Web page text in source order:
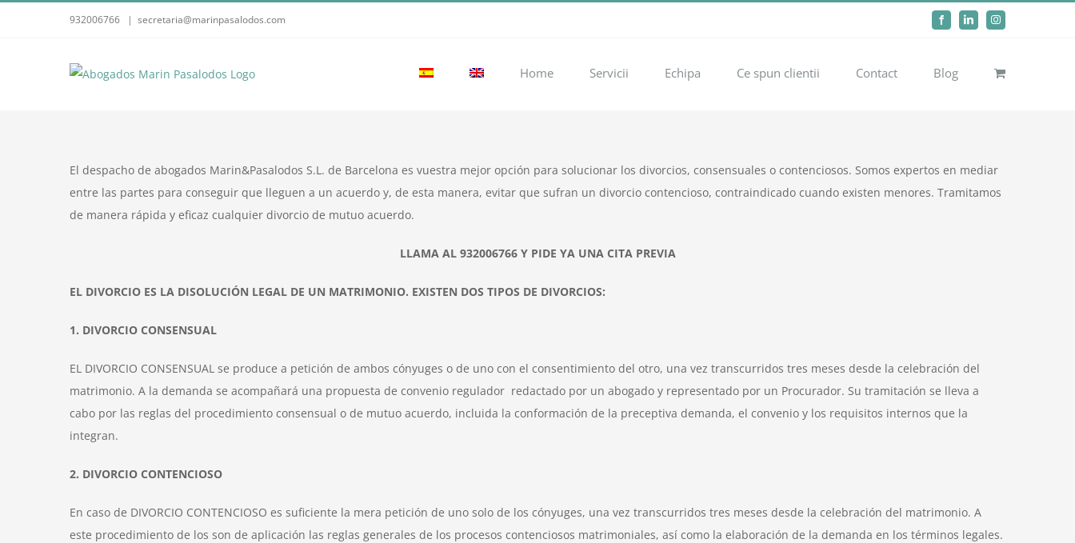
932006766 | secretaria@marinpasalodos.com FacebookLinkedInInstagram
Home Servicii Echipa Ce spun clientii Contact Blog
El despacho de abogados Marin&Pasalodos S.L. de Barcelona es vuestra mejor opción para solucionar los divorcios, consensuales o contenciosos. Somos expertos en mediar
entre las partes para conseguir que lleguen a un acuerdo y, de esta manera, evitar que sufran un divorcio contencioso, contraindicado cuando existen menores. Tramitamos
de manera rápida y eficaz cualquier divorcio de mutuo acuerdo.
LLAMA AL 932006766 Y PIDE YA UNA CITA PREVIA
EL DIVORCIO ES LA DISOLUCIÓN LEGAL DE UN MATRIMONIO. EXISTEN DOS TIPOS DE DIVORCIOS:
1. DIVORCIO CONSENSUAL
EL DIVORCIO CONSENSUAL se produce a petición de ambos cónyuges o de uno con el consentimiento del otro, una vez transcurridos tres meses desde la celebración del
matrimonio. A la demanda se acompañará una propuesta de convenio regulador redactado por un abogado y representado por un Procurador. Su tramitación se lleva a
cabo por las reglas del procedimiento consensual o de mutuo acuerdo, incluida la conformación de la preceptiva demanda, el convenio y los requisitos internos que la
integran.
2. DIVORCIO CONTENCIOSO
En caso de DIVORCIO CONTENCIOSO es suficiente la mera petición de uno solo de los cónyuges, una vez transcurridos tres meses desde la celebración del matrimonio. A
este procedimiento de los son de aplicación las reglas generales de los procesos contenciosos matrimoniales, así como la elaboración de la demanda en los términos legales.